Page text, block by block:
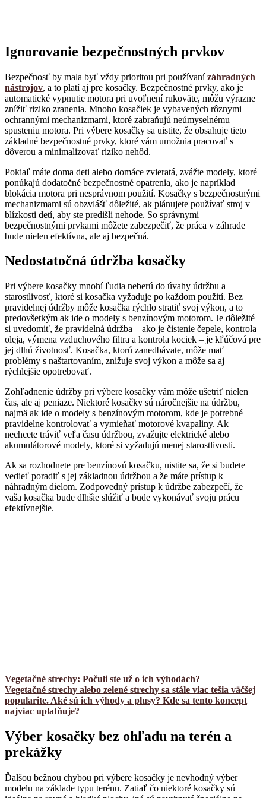
Ignorovanie bezpečnostných prvkov
Bezpečnosť by mala byť vždy prioritou pri používanízáhradných
nástrojov, a to platí aj pre kosačky. Bezpečnostné prvky, ako je
automatické vypnutie motora pri uvoľnení rukoväte, môžu výrazne
znížiť riziko zranenia. Mnoho kosačiek je vybavených rôznymi
ochrannými mechanizmami, ktoré zabraňujú neúmyselnému
spusteniu motora. Pri výbere kosačky sa uistite, že obsahuje tieto
základné bezpečnostné prvky, ktoré vám umožnia pracovať s
dôverou a minimalizovať riziko nehôd.
Pokiaľ máte doma deti alebo domáce zvieratá, zvážte modely, ktoré
ponúkajú dodatočné bezpečnostné opatrenia, ako je napríklad
blokácia motora pri nesprávnom použití. Kosačky s bezpečnostnými
mechanizmami sú obzvlášť dôležité, ak plánujete používať stroj v
blízkosti detí, aby ste predišli nehode. So správnymi
bezpečnostnými prvkami môžete zabezpečiť, že práca v záhrade
bude nielen efektívna, ale aj bezpečná.
Nedostatočná údržba kosačky
Pri výbere kosačky mnohí ľudia neberú do úvahy údržbu a
starostlivosť, ktoré si kosačka vyžaduje po každom použití. Bez
pravidelnej údržby môže kosačka rýchlo stratiť svoj výkon, a to
predovšetkým ak ide o modely s benzínovým motorom. Je dôležité
si uvedomiť, že pravidelná údržba – ako je čistenie čepele, kontrola
oleja, výmena vzduchového filtra a kontrola kociek – je kľúčová pre
jej dlhú životnosť. Kosačka, ktorú zanedbávate, môže mať
problémy s naštartovaním, znižuje svoj výkon a môže sa aj
rýchlejšie opotrebovať.
Zohľadnenie údržby pri výbere kosačky vám môže ušetriť nielen
čas, ale aj peniaze. Niektoré kosačky sú náročnejšie na údržbu,
najmä ak ide o modely s benzínovým motorom, kde je potrebné
pravidelne kontrolovať a vymieňať motorové kvapaliny. Ak
nechcete tráviť veľa času údržbou, zvažujte elektrické alebo
akumulátorové modely, ktoré si vyžadujú menej starostlivosti.
Ak sa rozhodnete pre benzínovú kosačku, uistite sa, že si budete
vedieť poradiť s jej základnou údržbou a že máte prístup k
náhradným dielom. Zodpovedný prístup k údržbe zabezpečí, že
vaša kosačka bude dlhšie slúžiť a bude vykonávať svoju prácu
efektívnejšie.
Vegetačné strechy: Počuli ste už o ich výhodách?
Vegetačné strechy alebo zelené strechy sa stále viac tešia väčšej
popularite. Aké sú ich výhody a plusy? Kde sa tento koncept
najviac uplatňuje?
Výber kosačky bez ohľadu na terén a
prekážky
Ďalšou bežnou chybou pri výbere kosačky je nevhodný výber
modelu na základe typu terénu. Zatiaľ čo niektoré kosačky sú